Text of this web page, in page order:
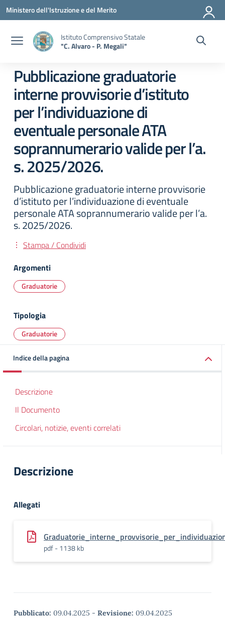
Vai ai contenuti
Vai al menu di navigazione
Vai al footer
Ministero dell'Istruzione e del Merito
Istituto Comprensivo Statale
"C. Alvaro - P. Megali"
Pubblicazione graduatorie
interne provvisorie d’istituto
per l’individuazione di
eventuale personale ATA
soprannumerario valide per l’a.
s. 2025/2026.
Pubblicazione graduatorie interne provvisorie
d’istituto per l’individuazione di eventuale
personale ATA soprannumerario valide per l’a.
s. 2025/2026.
Stampa / Condividi
Argomenti
Graduatorie
Tipologia
Graduatorie
Indice della pagina
Descrizione
Il Documento
Circolari, notizie, eventi correlati
Descrizione
Allegati
pdf - 1138 kb
Pubblicato: 09.04.2025 - Revisione: 09.04.2025